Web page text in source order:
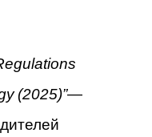
(2025)”—